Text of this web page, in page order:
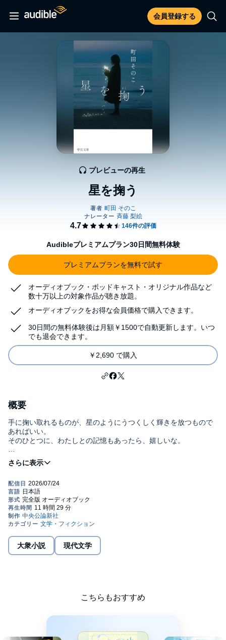
会員登録する
星を掬う
プレビューの再生
Audibleプレミアムプラン30日間無料体験
プレミアムプランを無料で試す
オーディオブック・ポッドキャスト・オリジナル作品など
数十万以上の対象作品が聴き放題。
オーディオブックをお得な会員価格で購入できます。
30日間の無料体験後は月額￥1500で自動更新します。いつ
でも退会できます。
￥2,690 で購入
概要
手に掬い取れるものが、星のようにうつくしく輝きを放つもので
あればいい。
そのひとつに、わたしとの記憶もあったら、嬉しいな。
千鶴が夫から逃げるために向かった「さざめきハイツ」には、か
担う彩子と、聖子を理想の「母」と呼び慕う恵真。
「普通」の家族関係を築けなかった者たちの奇妙な共同生活は、
途中、うまくいきかけたものの、聖子の病で終わりを告げ――。
すれ違う母と娘の感動長篇。©2024 Sonoko Machida Published in
Japan by CHUOKORON-SHINSHA. INC. (P)2026 CHUOKORON-
大衆小説
現代文学
こちらもおすすめ